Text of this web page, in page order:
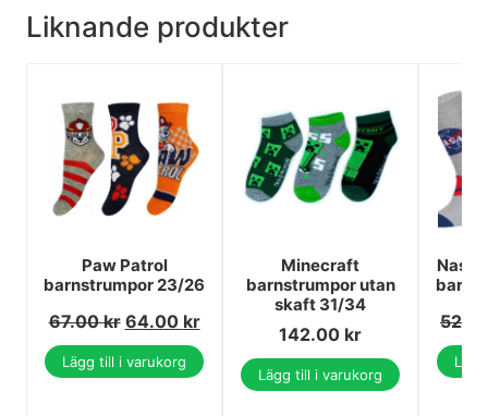
Liknande produkter
Paw Patrol
barnstrumpor 23/26
67.00kr 64.00 kr
Lägg till i varukorg
Minecraft
barnstrumpor utan
skaft 31/34
142.00 kr
Lägg till i varukorg
Nasa